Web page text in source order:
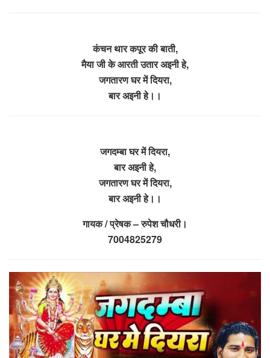
कंचन थार कपूर की बाती,
मैया जी के आरती उतार अइनी हे,
जगतारण घर में दियरा,
बार अइनी हे।।
जगदम्बा घर में दियरा,
बार अइनी हे,
जगतारण घर में दियरा,
बार अइनी हे।।
गायक / प्रेषक – रुपेश चौधरी।
7004825279